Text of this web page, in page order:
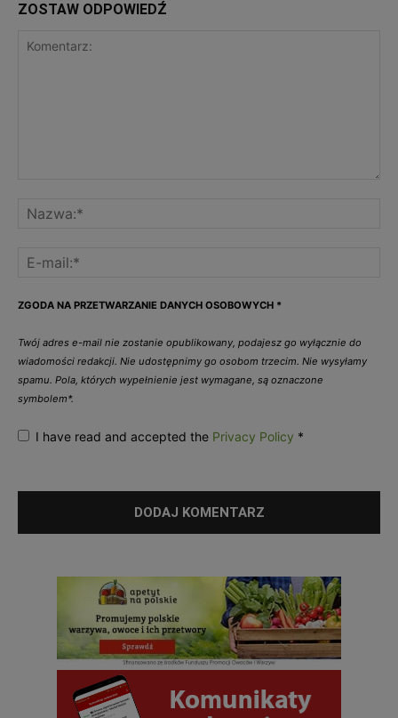
ZOSTAW ODPOWIEDŹ
ZGODA NA PRZETWARZANIE DANYCH OSOBOWYCH *
Twój adres e-mail nie zostanie opublikowany, podajesz go wyłącznie do
wiadomości redakcji. Nie udostępnimy go osobom trzecim. Nie wysyłamy
spamu. Pola, których wypełnienie jest wymagane, są oznaczone
symbolem*.
I have read and accepted the Privacy Policy *